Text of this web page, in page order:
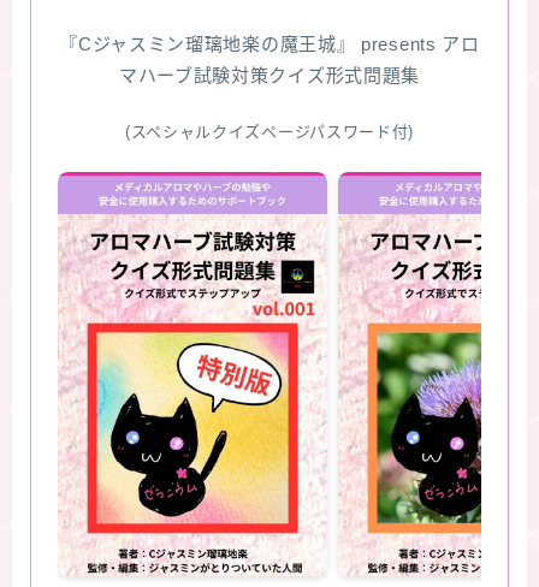
『Cジャスミン瑠璃地楽の魔王城』 presents アロ
マハーブ試験対策クイズ形式問題集
(スペシャルクイズページパスワード付)